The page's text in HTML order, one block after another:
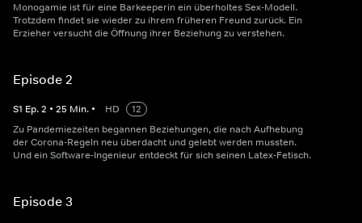
Monogamie ist für eine Barkeeperin ein überholtes Sex-Modell.
Trotzdem findet sie wieder zu ihrem früheren Freund zurück. Ein
Erzieher versucht die Öffnung ihrer Beziehung zu verstehen.
Episode 2
S1 Ep.2 • 25 Min. • HD
12
Zu Pandemiezeiten begannen Beziehungen, die nach Aufhebung
der Corona-Regeln neu überdacht und gelebt werden mussten.
Und ein Software-Ingenieur entdeckt für sich seinen Latex-Fetisch.
Episode 3